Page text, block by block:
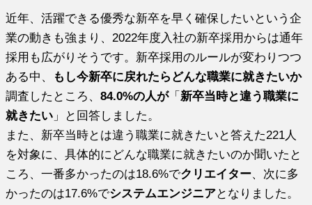
近年、活躍できる優秀な新卒を早く確保したいという企
業の動きも強まり、2022年度入社の新卒採用からは通年
採用も広がりそうです。新卒採用のルールが変わりつつ
ある中、
もし今新卒に戻れたらどんな職業に就きたいか
調査したところ、84.0%の人が「 新卒当時と違う職業に
就きたい 」と回答しました。
また、新卒当時とは違う職業に就きたいと答えた221人
を対象に、具体的にどんな職業に就きたいのか聞いたと
ころ、一番多かったのは18.6%でクリエイター、次に多
かったのは17.6%でシステムエンジニアとなりました。